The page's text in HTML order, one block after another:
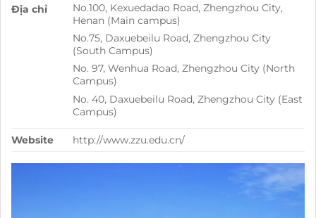
Địa chỉ
No.100, Kexuedadao Road, Zhengzhou City,
Henan (Main campus)
No.75, Daxuebeilu Road, Zhengzhou City
(South Campus)
No. 97, Wenhua Road, Zhengzhou City (North
Campus)
No. 40, Daxuebeilu Road, Zhengzhou City (East
Campus)
Website http://www.zzu.edu.cn/